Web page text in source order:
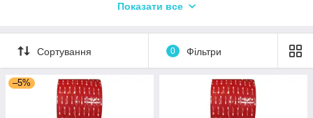
Переваги захисту кіля АрморКиль:
Потужна захист кіля при попаданні на мілину,
неакуратною швартування, від підводних каменів та
інших можливих пошкоджень;
Відсутність необхідності постійного високоякісного і
дорогого ремонту, профілактики кіля і його покриття;
Простота в установці;
Показати все
Сортування 0 Фільтри
–5%